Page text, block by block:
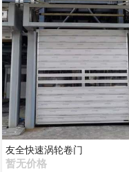
友全快速涡轮卷门
暂无价格